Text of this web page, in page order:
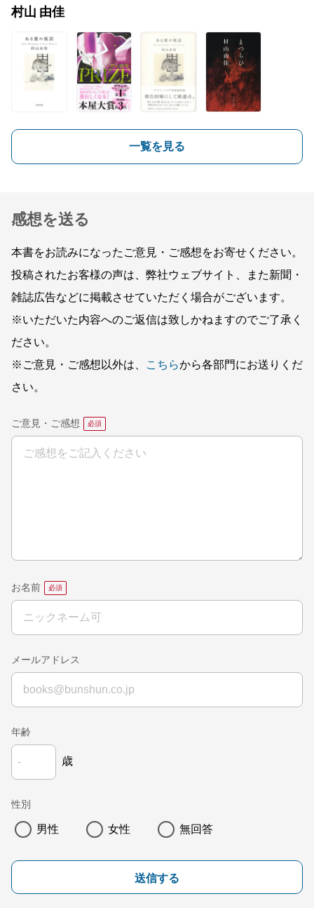
村山 由佳
一覧を見る
感想を送る
本書をお読みになったご意見・ご感想をお寄せください。
投稿されたお客様の声は、弊社ウェブサイト、また新聞・
雑誌広告などに掲載させていただく場合がございます。
※いただいた内容へのご返信は致しかねますのでご了承く
ださい。
※ご意見・ご感想以外は、
こちらから各部門にお送りくだ
さい。
ご意見・ご感想
お名前
メールアドレス
年齢
歳
性別
男性 女性 無回答
送信する